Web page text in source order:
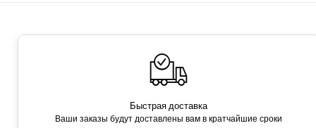
Быстрая доставка
Ваши заказы будут доставлены вам в кратчайшие сроки